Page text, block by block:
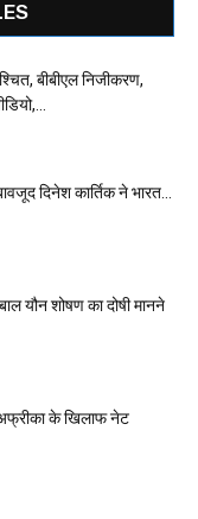
बीबीएल निजीकरण,
दिनेश कार्तिक ने भारत...
यौन शोषण का दोषी मानने
अफ्रीका के खिलाफ नेट